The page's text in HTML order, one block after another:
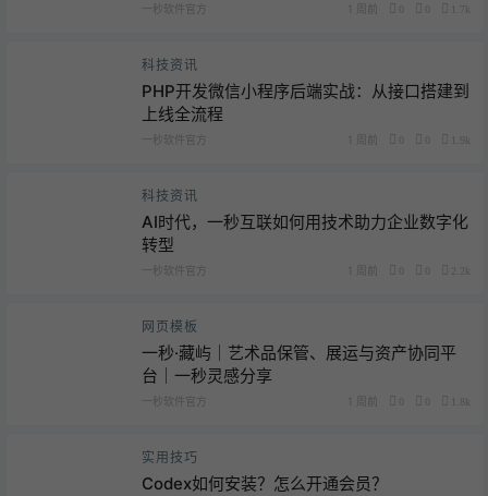
一秒软件官方 1 周前 1.7k
科技资讯
PHP开发微信小程序后端实战：从接口搭建到
上线全流程
一秒软件官方 1 周前 1.9k
科技资讯
AI时代，一秒互联如何用技术助力企业数字化
转型
一秒软件官方 1 周前 2.2k
网页模板
一秒·藏屿｜艺术品保管、展运与资产协同平
台｜一秒灵感分享
一秒软件官方 1 周前 1.8k
实用技巧
Codex如何安装？怎么开通会员？